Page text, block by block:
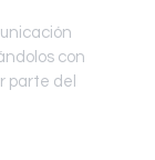
con
parte del